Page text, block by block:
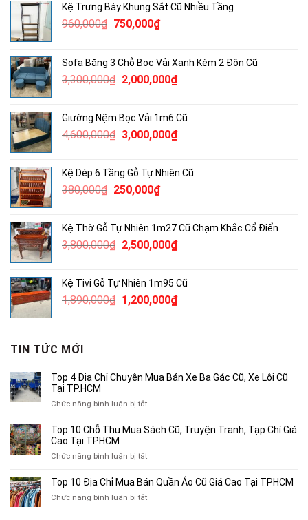
Kệ Trưng Bày Khung Sắt Cũ Nhiều Tầng
960,000₫ Giá
960,000₫.
750,000₫Giá
là:
750,000₫.
Sofa Băng 3 Chỗ Bọc Vải Xanh Kèm 2 Đôn Cũ
3,300,000₫ Giá
3,300,000₫.
2,000,000₫Giá
là:
2,000,000₫.
Giường Nệm Bọc Vải 1m6 Cũ
4,600,000₫ Giá
4,600,000₫.
3,000,000₫Giá
là:
Kệ Dép 6 Tầng Gỗ Tự Nhiên Cũ
380,000₫ Giá
380,000₫.
250,000₫Giá
là:
250,000₫.
Kệ Thờ Gỗ Tự Nhiên 1m27 Cũ Chạm Khắc Cổ Điển
3,800,000₫ Giá
3,800,000₫.
2,500,000₫Giá
là:
2,500,000₫.
Kệ Tivi Gỗ Tự Nhiên 1m95 Cũ
1,890,000₫ Giá
1,200,000₫Giá
TIN TỨC MỚI
Top 4 Địa Chỉ Chuyên Mua Bán Xe Ba Gác Cũ, Xe Lôi Cũ
Tại TP.HCM
Chức năng bình luận bị tắtở
4
Bán
Xe
Top 10 Chỗ Thu Mua Sách Cũ, Truyện Tranh, Tạp Chí Giá
Cao Tại TPHCM
Chức năng bình luận bị tắtở
10
Thu
Top 10 Địa Chỉ Mua Bán Quần Áo Cũ Giá Cao Tại TPHCM
Chức năng bình luận bị tắtở